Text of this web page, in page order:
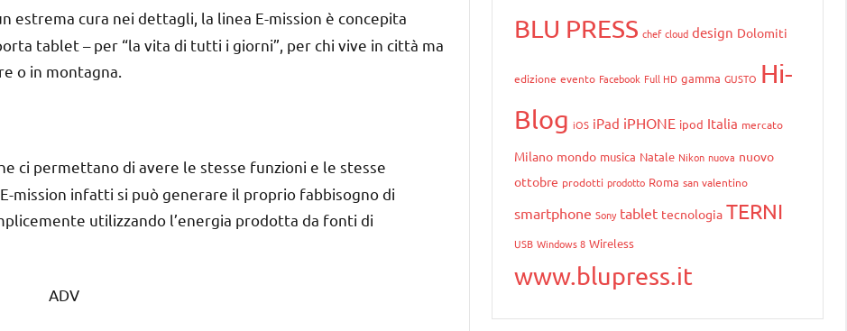
estrema cura nei dettagli, la linea E-mission è concepita
tablet – per “la vita di tutti i giorni”, per chi vive in città ma
o in montagna.
ci permettano di avere le stesse funzioni e le stesse
mission infatti si può generare il proprio fabbisogno di
utilizzando l’energia prodotta da fonti di
ADV
BLU PRESS chef cloud design Dolomiti
edizione evento Facebook Full HD gamma GUSTO Hi-
Blog iOS iPad iPHONE ipod Italia mercato
Milano mondo musica Natale Nikon nuova nuovo
ottobre prodotti prodotto Roma san valentino
smartphone Sony tablet tecnologia TERNI
USB Windows 8 Wireless
www.blupress.it